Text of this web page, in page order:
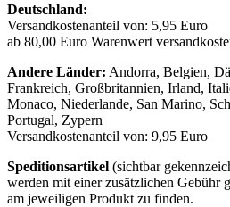
Deutschland:
Versandkostenanteil von: 5,95 Euro
ab 80,00 Euro Warenwert
Andere Länder: Andorra, Belgien,
Frankreich, Großbritannien, Irland,
Monaco, Niederlande, San Marino,
Portugal, Zypern
Versandkostenanteil von: 9,95 Euro
Speditionsartikel (sichtbar
werden mit einer zusätzlichen Gebühr
am jeweiligen Produkt zu finden.